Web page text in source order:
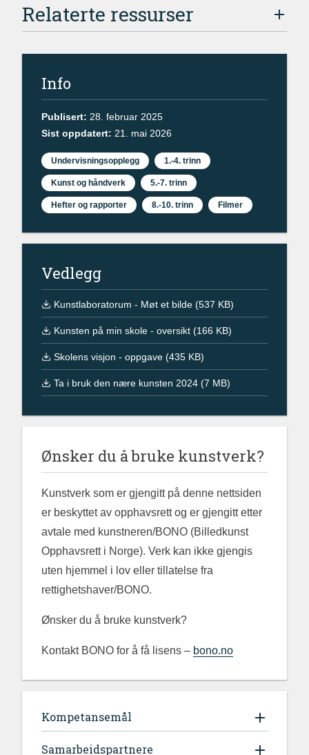
Relaterte ressurser
Info
Publisert: 28. februar 2025
Sist oppdatert: 21. mai 2026
Undervisningsopplegg 1.-4. trinn
Kunst og håndverk 5.-7. trinn
Hefter og rapporter 8.-10. trinn Filmer
Vedlegg
Kunstlaboratorum - Møt et bilde (537 KB)
Kunsten på min skole - oversikt (166 KB)
Skolens visjon - oppgave (435 KB)
Ta i bruk den nære kunsten 2024 (7 MB)
Ønsker du å bruke kunstverk?
Kunstverk som er gjengitt på denne nettsiden
er beskyttet av opphavsrett og er gjengitt etter
avtale med kunstneren/BONO (Billedkunst
Opphavsrett i Norge). Verk kan ikke gjengis
uten hjemmel i lov eller tillatelse fra
rettighetshaver/BONO.
Ønsker du å bruke kunstverk?
Kontakt BONO for å få lisens – bono.no
Kompetansemål
Samarbeidspartnere